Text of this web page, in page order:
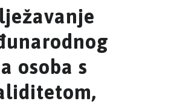
osoba s